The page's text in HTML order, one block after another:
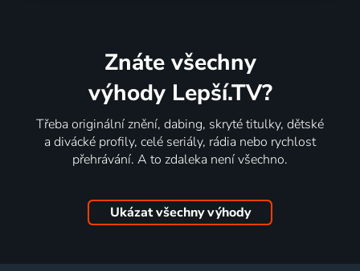
Znáte všechny
výhody Lepší.TV?
Třeba originální znění, dabing, skryté titulky, dětské
a divácké profily, celé seriály, rádia nebo rychlost
přehrávání. A to zdaleka není všechno.
Ukázat všechny výhody